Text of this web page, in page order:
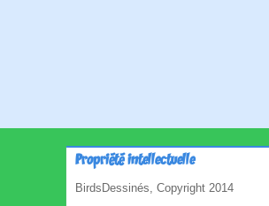
Propriété intellectuelle
BirdsDessinés, Copyright 2014